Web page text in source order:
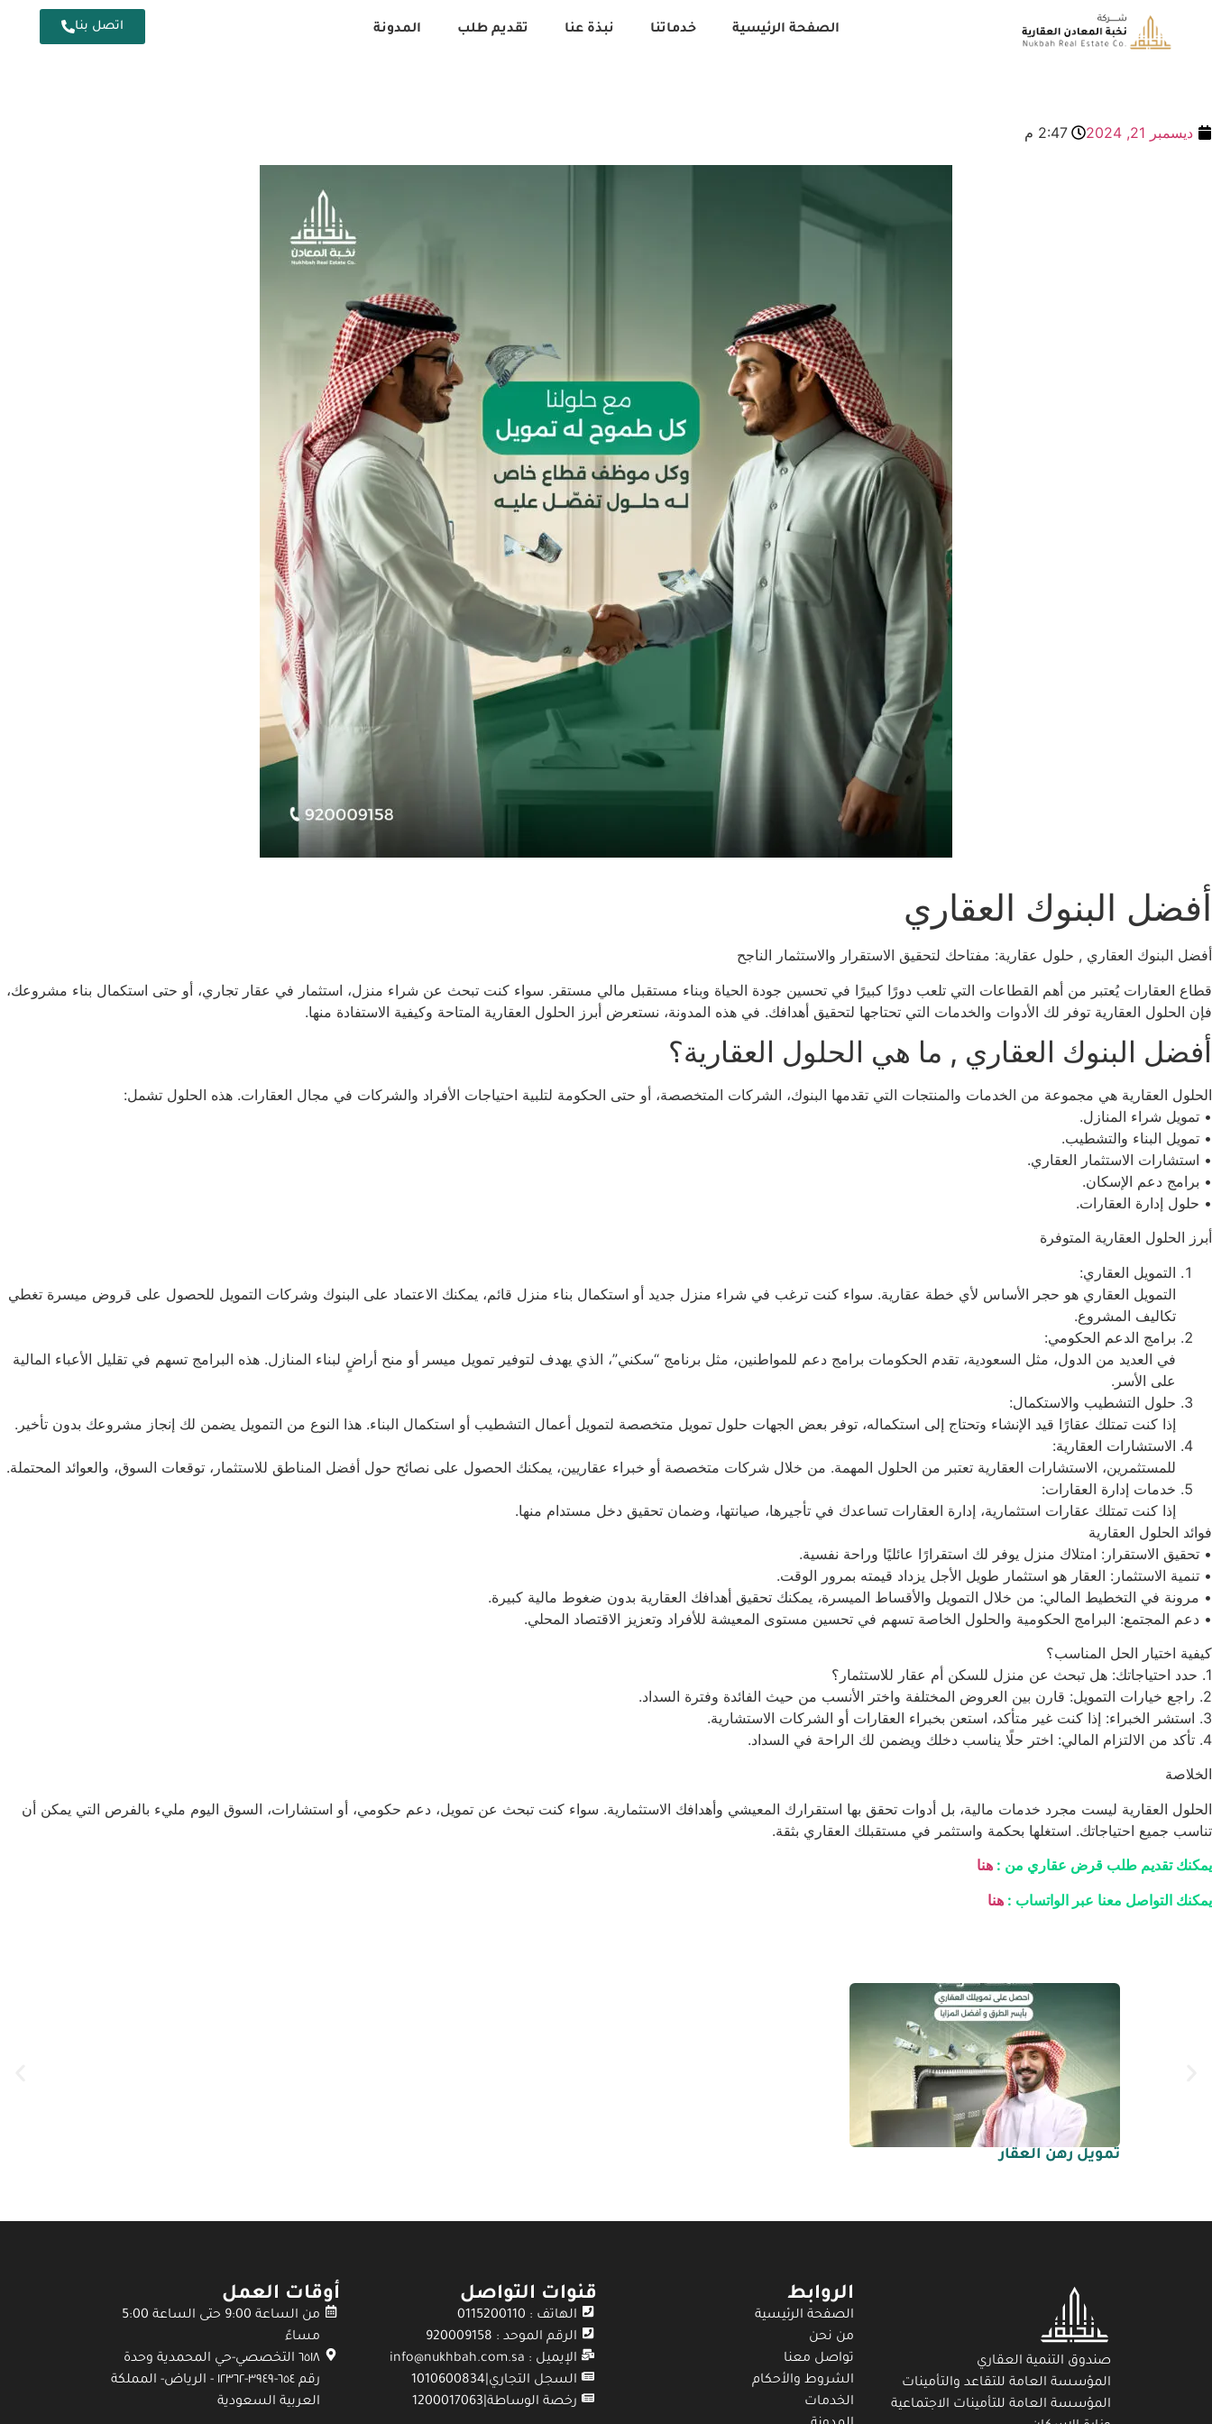
الصفحة الرئيسية خدماتنا نبذة عنا تقديم طلب المدونة اتصل بنا
ديسمبر 21, 2024 2:47 م
أفضل البنوك العقاري
أفضل البنوك العقاري , حلول عقارية: مفتاحك لتحقيق الاستقرار والاستثمار الناجح
قطاع العقارات يُعتبر من أهم القطاعات التي تلعب دورًا كبيرًا في تحسين جودة الحياة وبناء مستقبل مالي مستقر. سواء كنت تبحث عن شراء منزل، استثمار في عقار تجاري، أو حتى استكمال بناء مشروعك،
فإن الحلول العقارية توفر لك الأدوات والخدمات التي تحتاجها لتحقيق أهدافك. في هذه المدونة، نستعرض أبرز الحلول العقارية المتاحة وكيفية الاستفادة منها.
أفضل البنوك العقاري , ما هي الحلول العقارية؟
الحلول العقارية هي مجموعة من الخدمات والمنتجات التي تقدمها البنوك، الشركات المتخصصة، أو حتى الحكومة لتلبية احتياجات الأفراد والشركات في مجال العقارات. هذه الحلول تشمل:
• تمويل شراء المنازل.
• تمويل البناء والتشطيب.
• استشارات الاستثمار العقاري.
• برامج دعم الإسكان.
• حلول إدارة العقارات.
أبرز الحلول العقارية المتوفرة
التمويل العقاري:
التمويل العقاري هو حجر الأساس لأي خطة عقارية. سواء كنت ترغب في شراء منزل جديد أو استكمال بناء منزل قائم، يمكنك الاعتماد على البنوك وشركات التمويل للحصول على قروض ميسرة تغطي
تكاليف المشروع.
برامج الدعم الحكومي:
في العديد من الدول، مثل السعودية، تقدم الحكومات برامج دعم للمواطنين، مثل برنامج “سكني”، الذي يهدف لتوفير تمويل ميسر أو منح أراضٍ لبناء المنازل. هذه البرامج تسهم في تقليل الأعباء المالية
على الأسر.
حلول التشطيب والاستكمال:
إذا كنت تمتلك عقارًا قيد الإنشاء وتحتاج إلى استكماله، توفر بعض الجهات حلول تمويل متخصصة لتمويل أعمال التشطيب أو استكمال البناء. هذا النوع من التمويل يضمن لك إنجاز مشروعك بدون تأخير.
الاستشارات العقارية:
للمستثمرين، الاستشارات العقارية تعتبر من الحلول المهمة. من خلال شركات متخصصة أو خبراء عقاريين، يمكنك الحصول على نصائح حول أفضل المناطق للاستثمار، توقعات السوق، والعوائد المحتملة.
خدمات إدارة العقارات:
إذا كنت تمتلك عقارات استثمارية، إدارة العقارات تساعدك في تأجيرها، صيانتها، وضمان تحقيق دخل مستدام منها.
فوائد الحلول العقارية
• تحقيق الاستقرار: امتلاك منزل يوفر لك استقرارًا عائليًا وراحة نفسية.
• تنمية الاستثمار: العقار هو استثمار طويل الأجل يزداد قيمته بمرور الوقت.
• مرونة في التخطيط المالي: من خلال التمويل والأقساط الميسرة، يمكنك تحقيق أهدافك العقارية بدون ضغوط مالية كبيرة.
• دعم المجتمع: البرامج الحكومية والحلول الخاصة تسهم في تحسين مستوى المعيشة للأفراد وتعزيز الاقتصاد المحلي.
كيفية اختيار الحل المناسب؟
1. حدد احتياجاتك: هل تبحث عن منزل للسكن أم عقار للاستثمار؟
2. راجع خيارات التمويل: قارن بين العروض المختلفة واختر الأنسب من حيث الفائدة وفترة السداد.
3. استشر الخبراء: إذا كنت غير متأكد، استعن بخبراء العقارات أو الشركات الاستشارية.
4. تأكد من الالتزام المالي: اختر حلًا يناسب دخلك ويضمن لك الراحة في السداد.
الخلاصة
الحلول العقارية ليست مجرد خدمات مالية، بل أدوات تحقق بها استقرارك المعيشي وأهدافك الاستثمارية. سواء كنت تبحث عن تمويل، دعم حكومي، أو استشارات، السوق اليوم مليء بالفرص التي يمكن أن
تناسب جميع احتياجاتك. استغلها بحكمة واستثمر في مستقبلك العقاري بثقة.
يمكنك تقديم طلب قرض عقاري من : هنا
يمكنك التواصل معنا عبر الواتساب : هنا
تمويل رهن العقار
صندوق التنمية العقاري
المؤسسة العامة للتقاعد والتأمينات
المؤسسة العامة للتأمينات الاجتماعية
الروابط
الصفحة الرئيسية
من نحن
تواصل معنا
الشروط والأحكام
الخدمات
قنوات التواصل
الهاتف : 0115200110
الرقم الموحد : 920009158
الإيميل : info@nukhbah.com.sa
السجل التجاري|1010600834
رخصة الوساطة|1200017063
أوقات العمل
من الساعة 9:00 حتى الساعة 5:00
مساءً
٦٥١٨ التخصصي-حي المحمدية وحدة
رقم ٦٥٤-٣٩٤٩-١٢٣٦٢ - الرياض- المملكة
العربية السعودية